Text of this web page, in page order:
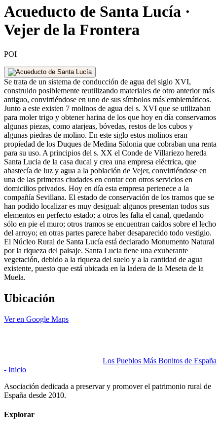
Acueducto de Santa Lucía ·
Vejer de la Frontera
POI
Se trata de un sistema de conducción de agua del siglo XVI,
construido posiblemente reutilizando materiales de otro anterior más
antiguo, convirtiéndose en uno de sus símbolos más emblemáticos.
Junto a este existen 7 molinos de agua del s. XVI que se utilizaban
para moler trigo y obtener harina de los que hoy en día conservamos
algunas piezas, como atarjeas, bóvedas, restos de los cubos y
algunas piedras de molino. En este siglo estos molinos eran
propiedad de los Duques de Medina Sidonia que cobraban una renta
para su uso. A principios del s. XX el Conde de Villariezo hereda
Santa Lucia de la casa ducal y crea una empresa eléctrica, que
abastecía de luz y agua a la población de Vejer, convirtiéndose en
una de las primeras ciudades en contar con otros servicios en
domicilios privados. Hoy en día esta empresa pertenece a la
compañía Sevillana. El estado de conservación de los tramos que se
han podido localizar es muy desigual: algunos presentan todos sus
elementos en perfecto estado; a otros les falta el canal, quedando
sólo en pie el muro; otros tramos se encuentran caídos sobre el lecho
del arroyo; en otras partes parece haber desaparecido todo vestigio.
El Núcleo Rural de Santa Lucía está declarado Monumento Natural
por la riqueza del paisaje. Santa Lucia tiene una exuberante
vegetación, debido a la riqueza del suelo y a la cantidad de agua
existente, puesto que está ubicada en la ladera de la Meseta de la
Muela.
Ubicación
Ver en Google Maps
Los Pueblos Más Bonitos de España
- Inicio
Asociación dedicada a preservar y promover el patrimonio rural de
España desde 2010.
Explorar